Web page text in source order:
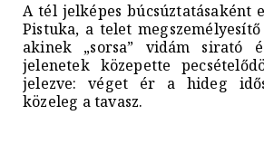
A tél jelképes búcsúztatásaként
Pistuka, a telet
akinek „sorsa” vidám sirató
jelenetek közepette
jelezve: véget ér a hideg
közeleg a tavasz.